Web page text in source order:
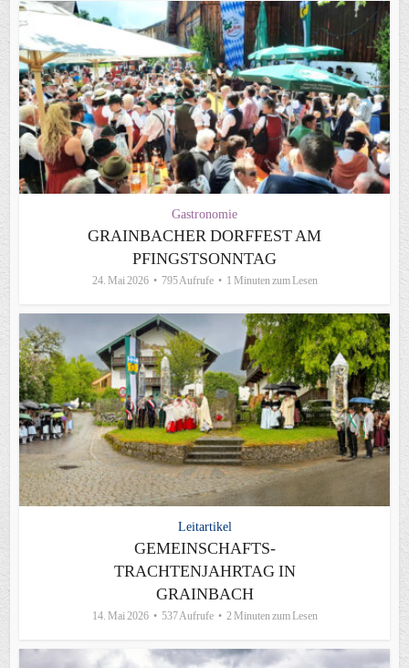
Gastronomie
GRAINBACHER DORFFEST AM
PFINGSTSONNTAG
24. Mai 2026 795 Aufrufe 1 Minuten zum Lesen
Leitartikel
GEMEINSCHAFTS-
TRACHTENJAHRTAG IN
GRAINBACH
14. Mai 2026 537 Aufrufe 2 Minuten zum Lesen